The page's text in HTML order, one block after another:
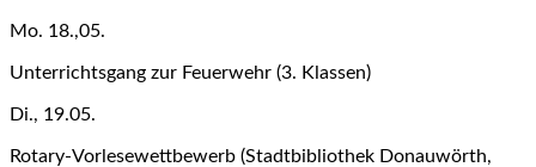
Mo. 18.,05.
Unterrichtsgang zur Feuerwehr (3. Klassen)
Di., 19.05.
Rotary-Vorlesewettbewerb (Stadtbibliothek Donauwörth,